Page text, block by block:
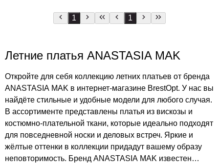
1 1
Летние платья ANASTASIA MAK
Откройте для себя коллекцию летних платьев от бренда
ANASTASIA MAK в интернет-магазине BrestOpt. У нас вы
найдёте стильные и удобные модели для любого случая.
В ассортименте представлены платья из вискозы и
костюмно-плательной ткани, которые идеально подходят
для повседневной носки и деловых встреч. Яркие и
жёлтые оттенки в коллекции придадут вашему образу
неповторимость. Бренд ANASTASIA MAK известен